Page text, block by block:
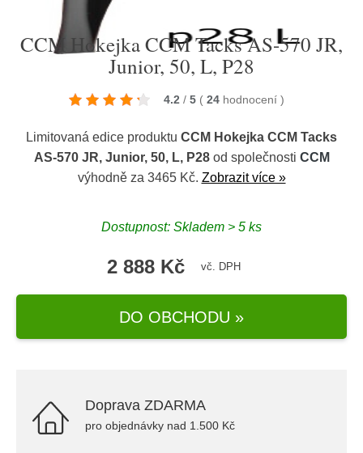
CCM Hokejka CCM Tacks AS-570 JR,
Junior, 50, L, P28
4.2 / 5 ( 24 hodnocení )
Limitovaná edice produktu CCM Hokejka CCM Tacks
AS-570 JR, Junior, 50, L, P28od společnosti CCM
výhodně za 3465 Kč. Zobrazit více »
Dostupnost: Skladem > 5 ks
2 888 Kč vč. DPH
DO OBCHODU »
Doprava ZDARMA
pro objednávky nad 1.500 Kč